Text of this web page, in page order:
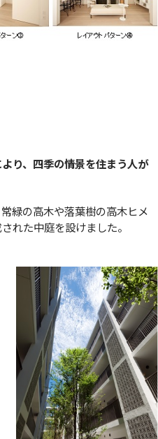
り、四季の情景を住まう人が
緑の高木や落葉樹の高木ヒメ
れた中庭を設けました。